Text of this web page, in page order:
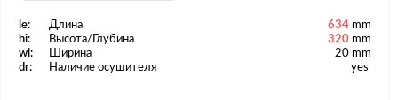
le: Длина 634 mm
hi:
Высота/Глубина 320 mm
wi:
Ширина
20 mm
dr:
Наличие осушителя yes